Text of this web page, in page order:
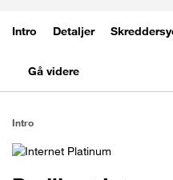
Intro Detaljer
Gå videre
Intro